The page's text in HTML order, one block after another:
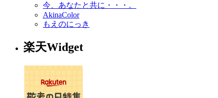
今、あなたと共に・・・。
AkinaColor
もえのにっき
楽天Widget